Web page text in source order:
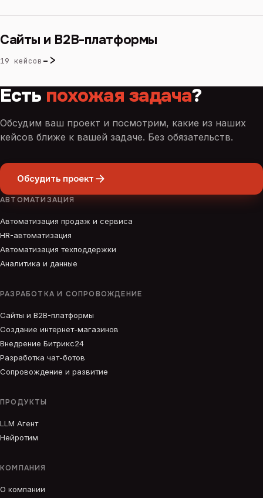
Сайты и B2B-платформы
19 кейсов ->
Есть похожая задача?
Обсудим ваш проект и посмотрим, какие из наших
кейсов ближе к вашей задаче. Без обязательств.
Обсудить проект
АВТОМАТИЗАЦИЯ
Автоматизация продаж и сервиса
HR-автоматизация
Автоматизация техподдержки
Аналитика и данные
РАЗРАБОТКА И СОПРОВОЖДЕНИЕ
Сайты и B2B-платформы
Создание интернет-магазинов
Внедрение Битрикс24
Разработка чат-ботов
Сопровождение и развитие
ПРОДУКТЫ
LLM Агент
Нейротим
КОМПАНИЯ
О компании